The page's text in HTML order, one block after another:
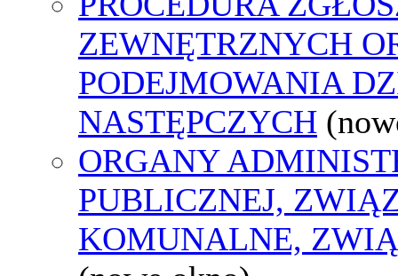
ZEWNĘTRZNYCH
PODEJMOWANIA
NASTĘPCZYCH
ORGANY
PUBLICZNEJ,
KOMUNALNE,